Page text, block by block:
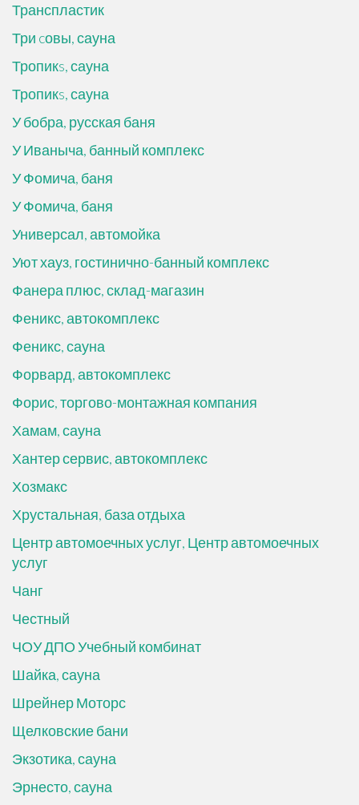
Транспластик
Три cовы, сауна
Тропикs, сауна
Тропикs, сауна
У бобра, русская баня
У Иваныча, банный комплекс
У Фомича, баня
У Фомича, баня
Универсал, автомойка
Уют хауз, гостинично-банный комплекс
Фанера плюс, склад-магазин
Феникс, автокомплекс
Феникс, сауна
Форвард, автокомплекс
Форис, торгово-монтажная компания
Хамам, сауна
Хантер сервис, автокомплекс
Хозмакс
Хрустальная, база отдыха
Центр автомоечных услуг, Центр автомоечных
услуг
Чанг
Честный
ЧОУ ДПО Учебный комбинат
Шайка, сауна
Шрейнер Моторс
Щелковские бани
Экзотика, сауна
Эрнесто, сауна